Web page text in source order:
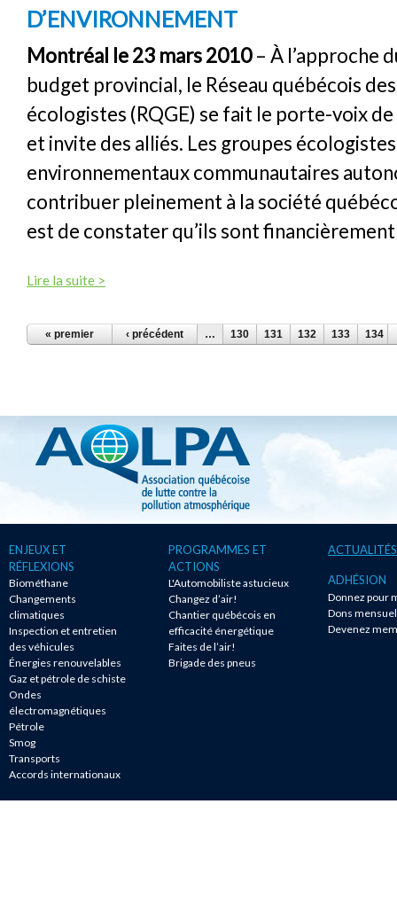
D’ENVIRONNEMENT
Montréal le 23 mars 2010– À l’approche
budget provincial, le Réseau québécois
écologistes (RQGE) se fait le porte-voix
et invite des alliés. Les groupes
environnementaux communautaires
contribuer pleinement à la société
est de constater qu’ils sont
Lire la suite >
PAGES
« premier ‹ précédent … 130 131 132 133 134
ENJEUX ET
RÉFLEXIONS
Biométhane
Changements
climatiques
Inspection et entretien
des véhicules
Énergies renouvelables
Gaz et pétrole de schiste
Ondes
électromagnétiques
Pétrole
Smog
Transports
Accords internationaux
PROGRAMMES ET
ACTIONS
L'Automobiliste astucieux
Changez d’air!
Chantier québécois en
efficacité énergétique
Faites de l’air!
Brigade des pneus
ACTUALITÉS
ADHÉSION
Donnez pour
Dons
Devenez